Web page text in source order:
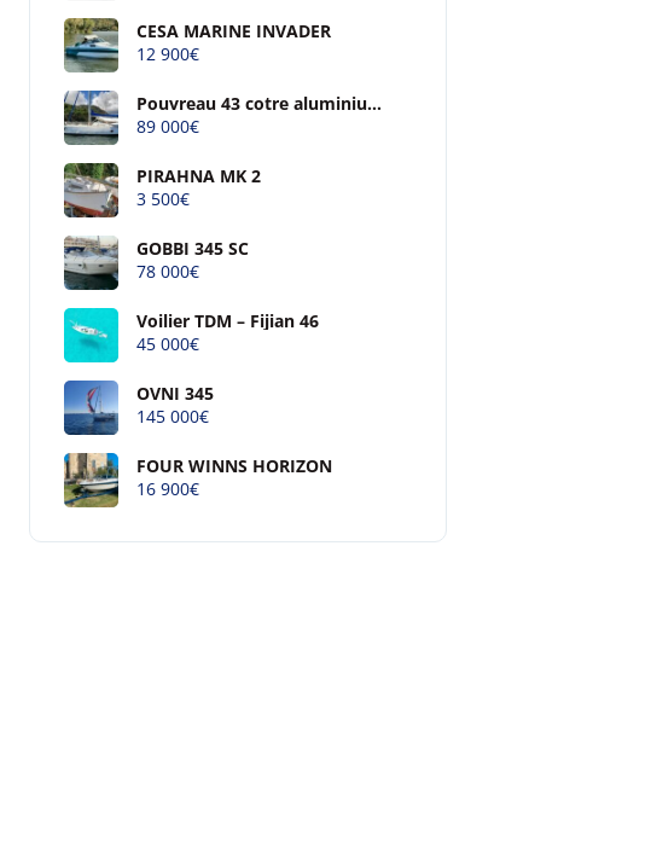
CESA MARINE INVADER
12 900€
Pouvreau 43 cotre aluminium
à quille relevable
89 000€
PIRAHNA MK 2
3 500€
GOBBI 345 SC
78 000€
Voilier TDM – Fijian 46
45 000€
OVNI 345
145 000€
FOUR WINNS HORIZON
16 900€